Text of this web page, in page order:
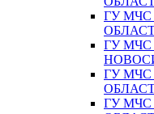
ГУ
ГУ
ГУ
ГУ